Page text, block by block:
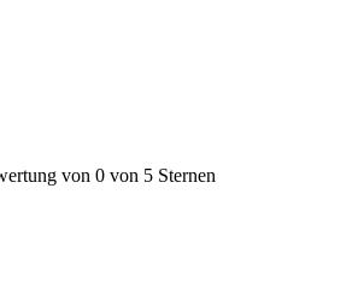
von 0 von 5 Sternen